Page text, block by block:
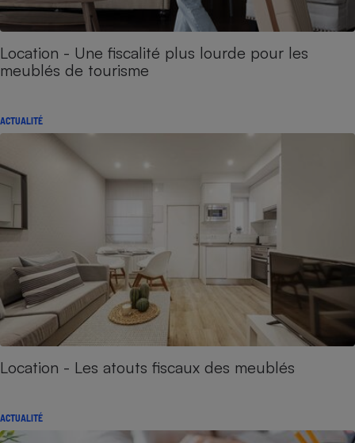
Location - Une fiscalité plus lourde pour les
meublés de tourisme
ACTUALITÉ
Location - Les atouts fiscaux des meublés
ACTUALITÉ